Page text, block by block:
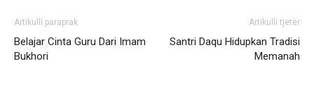
Artikulli paraprak
Belajar Cinta Guru Dari Imam
Bukhori
Artikulli tjetër
Santri Daqu Hidupkan Tradisi
Memanah